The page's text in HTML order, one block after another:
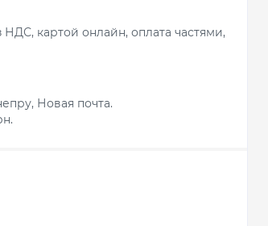
картой онлайн, оплата частями,
Новая почта.